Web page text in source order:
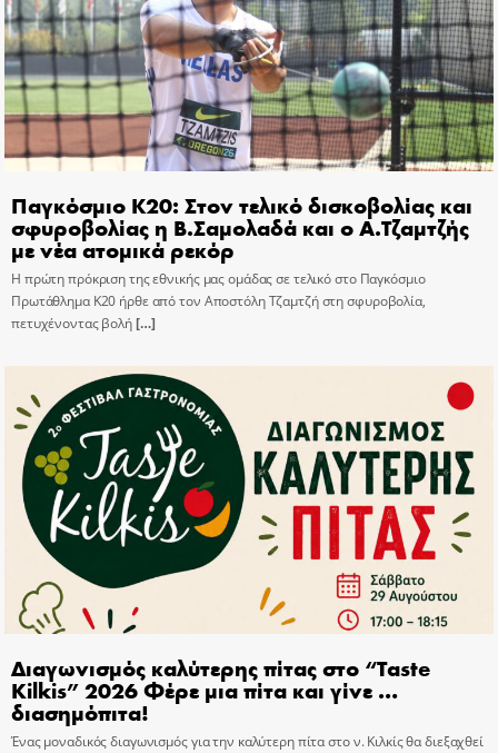
Παγκόσμιο Κ20: Στον τελικό δισκοβολίας και
σφυροβολίας η Β.Σαμολαδά και ο Α.Τζαμτζής
με νέα ατομικά ρεκόρ
Η πρώτη πρόκριση της εθνικής μας ομάδας σε τελικό στο Παγκόσμιο
Πρωτάθλημα Κ20 ήρθε από τον Αποστόλη Τζαμτζή στη σφυροβολία,
πετυχένοντας βολή[…]
Διαγωνισμός καλύτερης πίτας στο “Taste
Kilkis” 2026 Φέρε μια πίτα και γίνε …
διασημόπιτα!
Ένας μοναδικός διαγωνισμός για την καλύτερη πίτα στο ν. Κιλκίς θα διεξαχθεί